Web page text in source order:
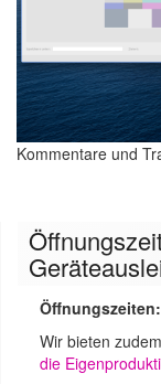
Kommentare und
Wir bieten zudem
die